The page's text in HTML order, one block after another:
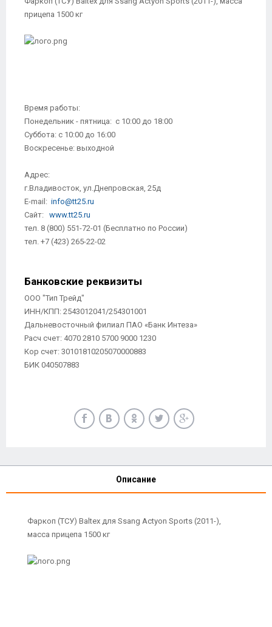
прицепа 1500 кг
Время работы:
Понедельник - пятница: с 10:00 до 18:00
Суббота: с 10:00 до 16:00
Воскресенье: выходной
Адрес:
г.Владивосток, ул.Днепровская, 25д
E-mail: info@tt25.ru
Сайт: www.tt25.ru
тел. 8 (800) 551-72-01 (Бесплатно по России)
тел. +7 (423) 265-22-02
Банковские реквизиты
ООО "Тип Трейд"
ИНН/КПП: 2543012041/254301001
Дальневосточный филиал ПАО «Банк Интеза»
Расч счет: 4070 2810 5700 9000 1230
Кор счет: 30101810205070000883
БИК 040507883
Описание
Фаркоп (ТСУ) Baltex для Ssang Actyon Sports (2011-),
масса прицепа 1500 кг